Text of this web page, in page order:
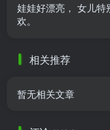
娃娃好漂亮， 女儿特别喜
欢。
相关推荐
暂无相关文章